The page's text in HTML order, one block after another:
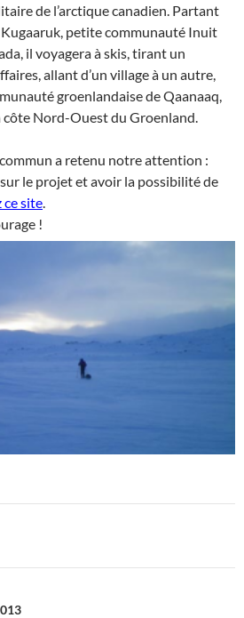
de l’arctique canadien. Partant
petite communauté Inuit
il voyagera à skis, tirant un
allant d’un village à un autre,
groenlandaise de Qaanaaq,
côte Nord-Ouest du Groenland.
a retenu notre attention :
le projet et avoir la possibilité de
ce site.
!